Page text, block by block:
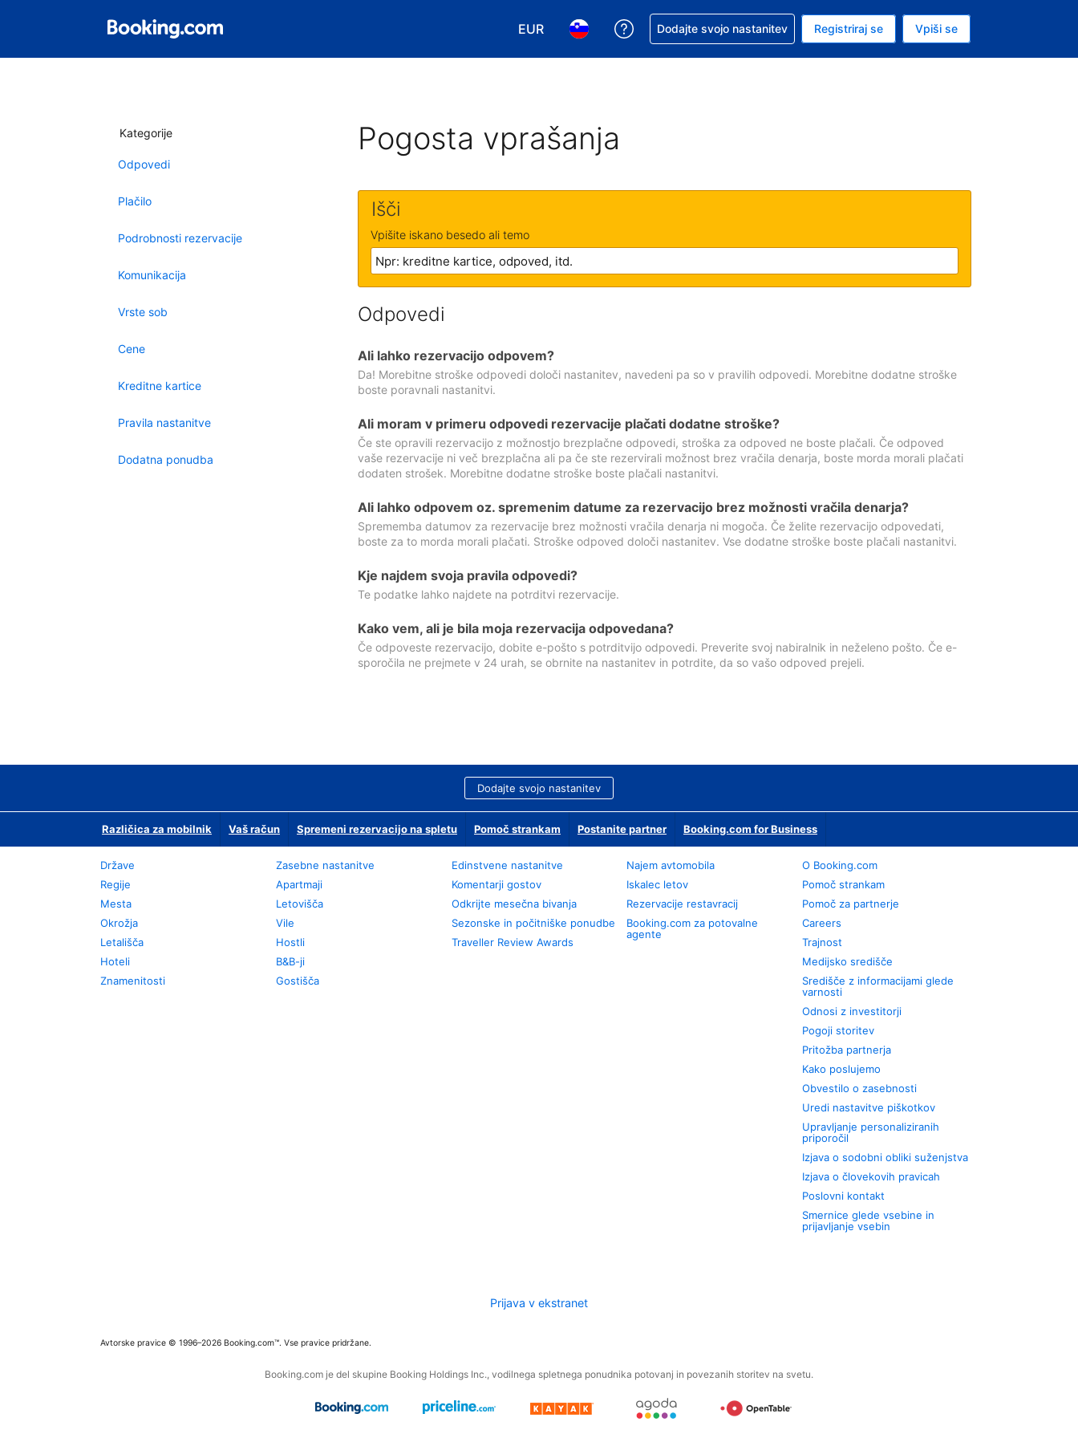
EUR
Izbira valute. Vaša trenutna valuta je evro
Izbira jezika. Vaš trenutni jezik je Slovenščini
Zaprosite za pomoč pri rezervaciji
Dodajte svojo nastanitev Registriraj se Vpiši se
Kategorije
Odpovedi
Plačilo
Podrobnosti rezervacije
Komunikacija
Vrste sob
Cene
Kreditne kartice
Pravila nastanitve
Dodatna ponudba
Pogosta vprašanja
Išči
Vpišite iskano besedo ali temo
Odpovedi
Ali lahko rezervacijo odpovem?
Da! Morebitne stroške odpovedi določi nastanitev, navedeni pa so v pravilih odpovedi. Morebitne dodatne stroške
boste poravnali nastanitvi.
Ali moram v primeru odpovedi rezervacije plačati dodatne stroške?
Če ste opravili rezervacijo z možnostjo brezplačne odpovedi, stroška za odpoved ne boste plačali. Če odpoved
vaše rezervacije ni več brezplačna ali pa če ste rezervirali možnost brez vračila denarja, boste morda morali plačati
dodaten strošek. Morebitne dodatne stroške boste plačali nastanitvi.
Ali lahko odpovem oz. spremenim datume za rezervacijo brez možnosti vračila denarja?
Sprememba datumov za rezervacije brez možnosti vračila denarja ni mogoča. Če želite rezervacijo odpovedati,
boste za to morda morali plačati. Stroške odpoved določi nastanitev. Vse dodatne stroške boste plačali nastanitvi.
Kje najdem svoja pravila odpovedi?
Te podatke lahko najdete na potrditvi rezervacije.
Kako vem, ali je bila moja rezervacija odpovedana?
Če odpoveste rezervacijo, dobite e-pošto s potrditvijo odpovedi. Preverite svoj nabiralnik in neželeno pošto. Če e-
sporočila ne prejmete v 24 urah, se obrnite na nastanitev in potrdite, da so vašo odpoved prejeli.
Dodajte svojo nastanitev
Različica za mobilnik Vaš račun Spremeni rezervacijo na spletu Pomoč strankam Postanite partner Booking.com for Business
Države
Regije
Mesta
Okrožja
Letališča
Hoteli
Znamenitosti
Zasebne nastanitve
Apartmaji
Letovišča
Vile
Hostli
B&B-ji
Gostišča
Edinstvene nastanitve
Komentarji gostov
Odkrijte mesečna bivanja
Sezonske in počitniške ponudbe
Traveller Review Awards
Najem avtomobila
Iskalec letov
Rezervacije restavracij
Booking.com za potovalne
agente
O Booking.com
Pomoč strankam
Pomoč za partnerje
Careers
Trajnost
Medijsko središče
Središče z informacijami glede
varnosti
Odnosi z investitorji
Pogoji storitev
Pritožba partnerja
Kako poslujemo
Obvestilo o zasebnosti
Uredi nastavitve piškotkov
Upravljanje personaliziranih
priporočil
Izjava o sodobni obliki suženjstva
Izjava o človekovih pravicah
Poslovni kontakt
Smernice glede vsebine in
prijavljanje vsebin
Prijava v ekstranet
Avtorske pravice © 1996–2026 Booking.com™. Vse pravice pridržane.
Booking.com je del skupine Booking Holdings Inc., vodilnega spletnega ponudnika potovanj in povezanih storitev na svetu.